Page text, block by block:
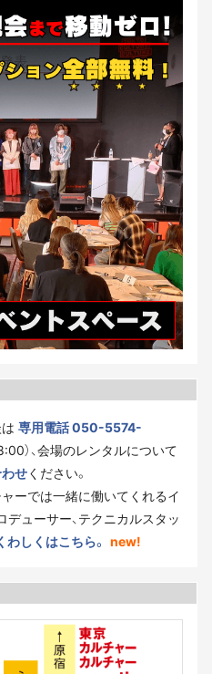
専用電話 050-5574-
）、会場のレンタルについて
せください。
ーでは一緒に働いてくれるイ
デューサー、テクニカルスタッ
わしくはこちら。 new!